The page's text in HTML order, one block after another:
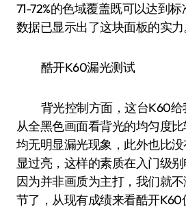
71-72%的色域覆盖既可以达到
数据已显示出了这块面板的实力
酷开K60漏光测试
背光控制方面，这台K60给
从全黑色画面看背光的均匀度
均无明显漏光现象，此外也比
显过亮，这样的素质在入门级别
因为并非画质为主打，我们就
节了，从现有成绩来看酷开K60